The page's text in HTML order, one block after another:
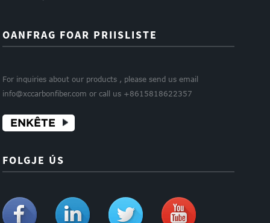
OANFRAG FOAR PRIISLISTE
For inquiries about our products , please send us email
info@xccarbonfiber.com or call us +8615818622357
ENKÊTE
FOLGJE ÚS